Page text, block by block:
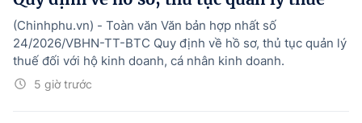
5 giờ trước
(Chinhphu.vn) - Toàn văn Văn bản hợp nhất số
24/2026/VBHN-TT-BTC Quy định về hồ sơ, thủ tục quản lý
thuế đối với hộ kinh doanh, cá nhân kinh doanh.